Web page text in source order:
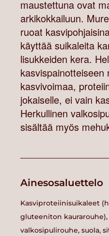
maustettuna ovat
arkikokkailuun.
ruoat
käyttää suikaleita
lisukkeiden kera.
kasvivoimaa,
jokaiselle, ei vain
Herkullinen
sisältää myös
Ainesosaluettelo
Kasviproteiinisuikaleet
gluteeniton
valkosipulirouhe, suola,